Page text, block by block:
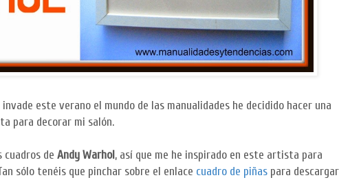
invade este verano el mundo de las manualidades he decidido hacer una
para decorar mi salón.
de AndyWarhol, así que me he inspirado en este artista para
sólo tenéis que pinchar sobre el enlace cuadro de piñas para descargar